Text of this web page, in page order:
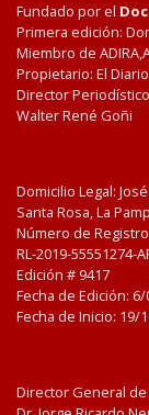
Fundado por el
Primera edición:
Miembro de
Propietario: El Diario
Director
Walter René Goñi
Domicilio Legal:
Santa Rosa, La
Número de Registro
RL-2019-55551274-
Edición # 9417
Fecha de Edición: 6/
Fecha de Inicio: 19/
Director General